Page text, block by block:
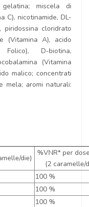
miscela di
C), nicotinamide, DL-
cloridrato
(Vitamina A), acido
Folico), D-biotina,
(Vitamina
malico; concentrati
mela; aromi naturali:
die)
%VNR* per
(2 caramelle/
100 %
100 %
100 %